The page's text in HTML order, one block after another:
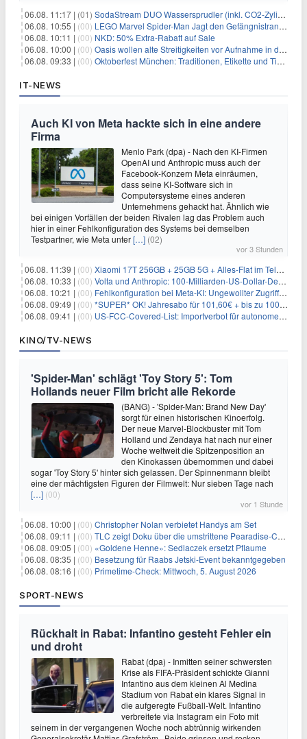
06.08. 11:17 | (01) SodaStream DUO Wassersprudler (inkl. CO2-Zylinder) für 94€
06.08. 10:55 | (00) LEGO Marvel Spider-Man Jagt den Gefängnistransporter (76349) für 32,99€
06.08. 10:11 | (00) NKD: 50% Extra-Rabatt auf Sale
06.08. 10:00 | (00) Oasis wollen alte Streitigkeiten vor Aufnahme in die Rock and Roll Hall of Fame begraben
06.08. 09:33 | (00) Oktoberfest München: Traditionen, Etikette und Tipps für Gäste aus dem In- und Ausland
IT-NEWS
Auch KI von Meta hackte sich in eine andere
Firma
Menlo Park (dpa) - Nach den KI-Firmen
OpenAI und Anthropic muss auch der
Facebook-Konzern Meta einräumen,
dass seine KI-Software sich in
Computersysteme eines anderen
Unternehmens gehackt hat. Ähnlich wie
bei einigen Vorfällen der beiden Rivalen lag das Problem auch
hier in einer Fehlkonfiguration des Systems bei demselben
Testpartner, wie Meta unter[…] (02)
vor 3 Stunden
06.08. 11:39 | (00) Xiaomi 17T 256GB + 25GB 5G + Alles-Flat im Telekom-Netz für 9,99€/Monat
06.08. 10:33 | (00) Volta und Anthropic: 100-Milliarden-US-Dollar-Deal für KI-Rechenleistung
06.08. 10:21 | (00) Fehlkonfiguration bei Meta-KI: Ungewollter Zugriff auf fremde Systeme
06.08. 09:49 | (00) *SUPER* OK! Jahresabo für 101,60€ + bis zu 100€ Prämie
06.08. 09:41 | (00) US-FCC-Covered-List: Importverbot für autonome Roboter ab Juli 2026
KINO/TV-NEWS
'Spider-Man' schlägt 'Toy Story 5': Tom
Hollands neuer Film bricht alle Rekorde
(BANG) - 'Spider-Man: Brand New Day'
sorgt für einen historischen Kinoerfolg.
Der neue Marvel-Blockbuster mit Tom
Holland und Zendaya hat nach nur einer
Woche weltweit die Spitzenposition an
den Kinokassen übernommen und dabei
sogar 'Toy Story 5' hinter sich gelassen. Der Spinnenmann bleibt
eine der mächtigsten Figuren der Filmwelt: Nur sieben Tage nach
[…] (00)
vor 1 Stunde
06.08. 10:00 | (00) Christopher Nolan verbietet Handys am Set
06.08. 09:11 | (00) TLC zeigt Doku über die umstrittene Pearadise-Community
06.08. 09:05 | (00) «Goldene Henne»: Sedlaczek ersetzt Pflaume
06.08. 08:35 | (00) Besetzung für Raabs Jetski-Event bekanntgegeben
06.08. 08:16 | (00) Primetime-Check: Mittwoch, 5. August 2026
SPORT-NEWS
Rückhalt in Rabat: Infantino gesteht Fehler ein
und droht
Rabat (dpa) - Inmitten seiner schwersten
Krise als FIFA-Präsident schickte Gianni
Infantino aus dem kleinen Al Medina
Stadium von Rabat ein klares Signal in
die aufgeregte Fußball-Welt. Infantino
verbreitete via Instagram ein Foto mit
seinem in der vergangenen Woche noch abtrünnig wirkenden